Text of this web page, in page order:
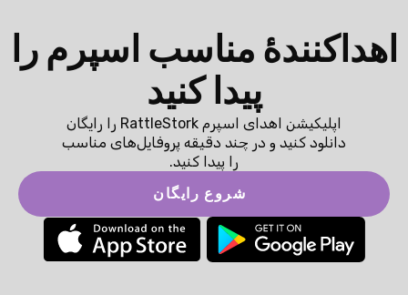
اهداکنندهٔ مناسب اسپرم را
پیدا کنید
اپلیکیشن اهدای اسپرم RattleStork را رایگان
دانلود کنید و در چند دقیقه پروفایل‌های مناسب
را پیدا کنید.
شروع رایگان